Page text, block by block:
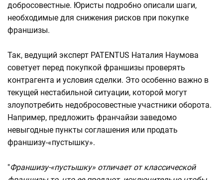
добросовестные. Юристы подробно описали шаги,
необходимые для снижения рисков при покупке
франшизы.
Так, ведущий эксперт PATENTUS Наталия Наумова
советует перед покупкой франшизы проверять
контрагента и условия сделки. Это особенно важно в
текущей нестабильной ситуации, которой могут
злоупотребить недобросовестные участники оборота.
Например, предложить франчайзи заведомо
невыгодные пункты соглашения или продать
франшизу-«пустышку».
"Франшизу-«пустышку» отличает от классической